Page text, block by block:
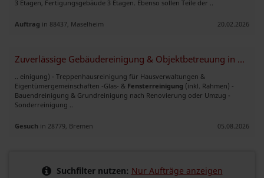
3 Etagen, Fertigungsgebäude 3 Etagen. Ebenso sollen Teile der ..
Auftrag in 88437, Maselheim 20.02.2026
Zuverlässige Gebäudereinigung & Objektbetreuung in Bremen
.. einigung) - Treppenhausreinigung für Hausverwaltungen &
Eigentümergemeinschaften -Glas- & Fensterreinigung (inkl. Rahmen) -
Bauendreinigung & Grundreinigung nach Renovierung oder Umzug -
Sonderreinigung ..
Gesuch in 28779, Bremen 05.08.2026
Suchfilter nutzen: Nur Aufträge anzeigen